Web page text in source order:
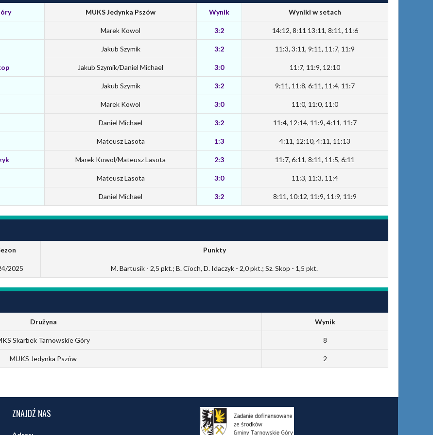
MUKS Jedynka Pszów Wynik Wyniki w setach
Marek Kowol 3:2 14:12, 8:11 13:11, 8:11, 11:6
Jakub Szymik 3:2 11:3, 3:11, 9:11, 11:7, 11:9
Jakub Szymik/Daniel Michael 3:0 11:7, 11:9, 12:10
Jakub Szymik 3:2 9:11, 11:8, 6:11, 11:4, 11:7
Marek Kowol 3:0 11:0, 11:0, 11:0
Daniel Michael 3:2 11:4, 12:14, 11:9, 4:11, 11:7
Mateusz Lasota 1:3 4:11, 12:10, 4:11, 11:13
Marek Kowol/Mateusz Lasota 2:3 11:7, 6:11, 8:11, 11:5, 6:11
Mateusz Lasota 3:0 11:3, 11:3, 11:4
Daniel Michael 3:2 8:11, 10:12, 11:9, 11:9, 11:9
Punkty
2025 M. Bartusik - 2,5 pkt.; B. Cioch, D. Idaczyk - 2,0 pkt.; Sz. Skop - 1,5 pkt.
Drużyna Wynik
Skarbek Tarnowskie Góry 8
MUKS Jedynka Pszów 2
ZNAJDŹ NAS